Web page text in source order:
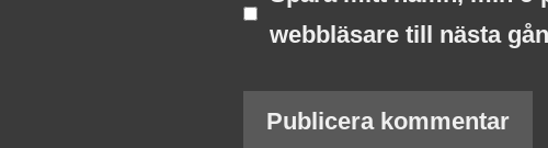
webbläsare till nästa